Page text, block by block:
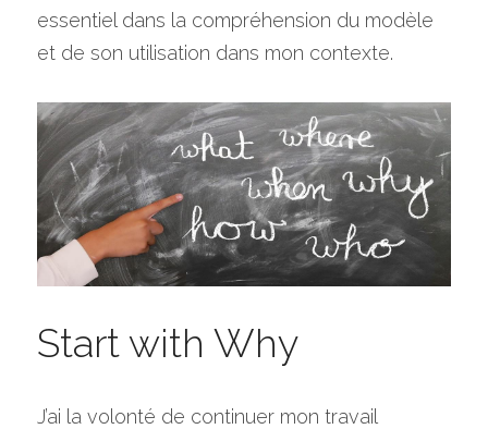
essentiel dans la compréhension du modèle
et de son utilisation dans mon contexte.
Start with Why
J’ai la volonté de continuer mon travail